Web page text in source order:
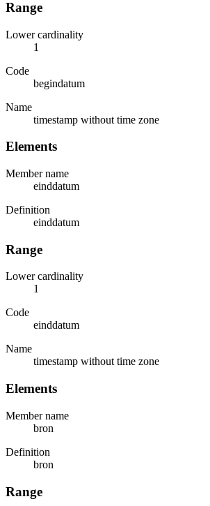
Range
Lower cardinality
1
Code
begindatum
Name
timestamp without time zone
Elements
Member name
einddatum
Definition
einddatum
Range
Lower cardinality
1
Code
einddatum
Name
timestamp without time zone
Elements
Member name
bron
Definition
bron
Range